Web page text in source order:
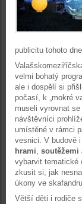
publicitu tohoto
velmi bohatý
ale i dospělí si
počasí, k „mokré
museli vyrovnat
návštěvníci
umístěné v rámci
vesnici. V budově
hrami, soutěžemi
vybarvit tematické
zkusit si, jak
úkony ve
Větší děti i rodiče